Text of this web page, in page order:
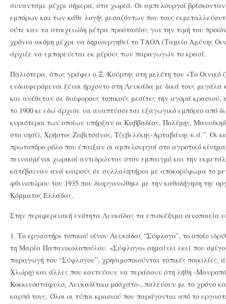
συναντάμε μέχρι σήμερα, στα χωριά. Οι αμπελουργοί
εμπόρων και των κάθε λογής μεσαζόντων που τους
ούτε καν τα στοιχειώδη μέτρα προστασίας για την τιμή του
χρόνια ακόμη μέχρι να δημιουργηθεί το ΤΑΟΛ (Ταμείο Αμύνης
άρχιζε να εμπορεύεται εκ μέρους των παραγωγών το κρασί.
Παλιότερα, όπως γράφει ο Ξ. Κούρτης στη μελέτη του «Το Οινικό
ενδιαφερόμενοι ξένοι ήρχοντο στη Λευκάδα με δικά τους
και ανέθεταν σε διάφορους τοπικούς μεσίτες την αγορά
το 1900 κι εδώ άρχισε να αναπτύσσεται εξαγωγικό εμπόριο από
κυριότεροι των οποίων υπήρξαν οι Καββαδίας, Πολέμης,
στο νησί), Χρήστος Ζαβιτσάνος, Τζεβελέκης-Αρταβάνης κ.ά.”. Οι
πρωτοπόρο ρόλο που έπαιξαν οι αμπελουργοί στο αγροτικό
πεινασμένοι χωρικοί αντιδρώντας στον εμπαιγμό και την
κατέβαιναν ανά καιρούς σε συλλαλητήρια με αποκορύφωμα το
φθινοπώρου του 1935 που διοργανώθηκε με την καθοδήγηση της
Κόμματος Ελλάδας.
Στην περιφερειακή ενότητα Λευκάδας τα επισκέψιμα οινοποιεία
1. Το εργαστήρι τοπικού οίνου Λευκάδας “Σύφλογο”, το οποίο
τη Μαρία Παπανικολοπούλου. «Σύφλογο» σημαίνει εκεί που
παραγωγή του “Σύφλογου”, χρησιμοποιούνται τοπικές
Χλώρη) και άλλες που κοντεύουν να περάσουν στη λήθη -
Κοκκινοστάφυλο, Λευκαδίτικο μοσχάτο-, παλεύουν με το χρόνο
καρπό τους. Όλοι οι τύποι κρασιού που παράγονται από το